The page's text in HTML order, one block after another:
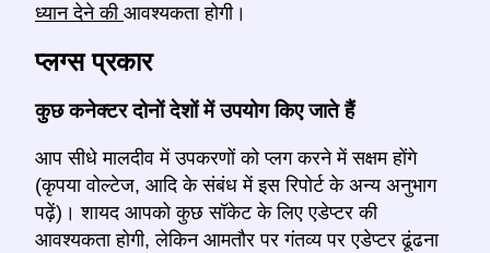
ध्यान देने की आवश्यकता होगी।
प्लग्स प्रकार
कुछ कनेक्टर दोनों देशों में उपयोग किए जाते हैं
आप सीधे मालदीव में उपकरणों को प्लग करने में सक्षम होंगे
(कृपया वोल्टेज, आदि के संबंध में इस रिपोर्ट के अन्य अनुभाग
पढ़ें)। शायद आपको कुछ सॉकेट के लिए एडेप्टर की
आवश्यकता होगी, लेकिन आमतौर पर गंतव्य पर एडेप्टर ढूंढना